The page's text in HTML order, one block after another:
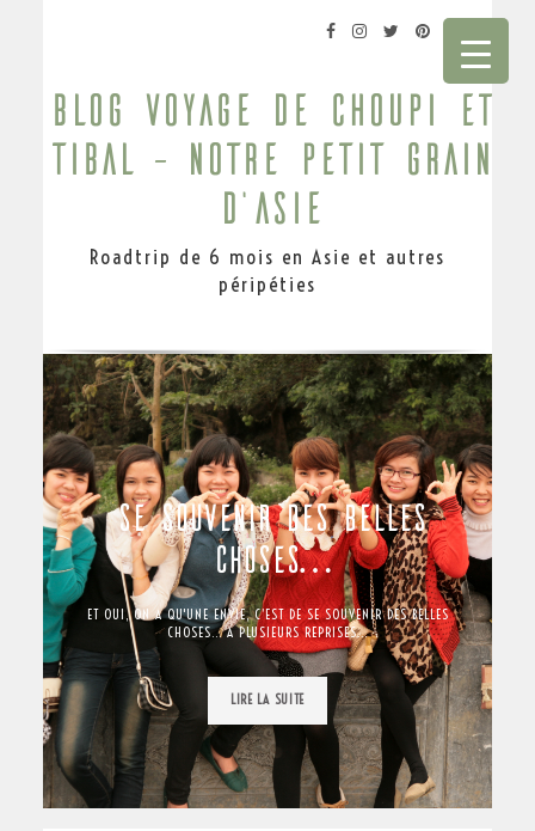
blog voyage de Choupi et
Tibal – Notre petit grain
d'Asie
Roadtrip de 6 mois en Asie et autres
péripéties
SE SOUVENIR DES BELLES
CHOSES…
ET OUI, ON A QU'UNE ENVIE, C’EST DE SE SOUVENIR DES BELLES
CHOSES... A PLUSIEURS REPRISES…
LIRE LA SUITE